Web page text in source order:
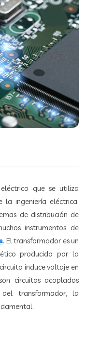
que se utiliza
ingeniería eléctrica,
de distribución de
instrumentos de
. El transformador es un
producido por la
induce voltaje en
circuitos acoplados
transformador, la